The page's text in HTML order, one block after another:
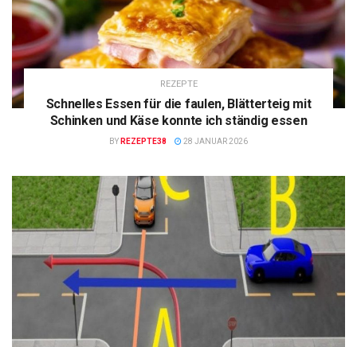
REZEPTE
Schnelles Essen für die faulen, Blätterteig mit
Schinken und Käse konnte ich ständig essen
BY REZEPTE38 28 JANUAR 2026